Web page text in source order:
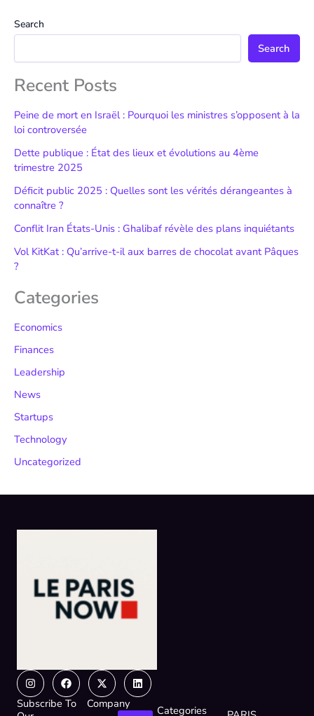
Search
Search
Recent Posts
Peine de mort en Israël : Pourquoi les ministres s’opposent à la
loi controversée
Dette publique : État des lieux et évolutions au 4ème
trimestre 2025
Déficit public 2025 : Quelles sont les vérités dérangeantes à
connaître ?
Conflit Iran États-Unis : Ghalibaf révèle des plans inquiétants
Vol KitKat : Qu’arrive-t-il aux barres de chocolat avant Pâques
?
Categories
Economics
Finances
Leadership
News
Startups
Technology
Uncategorized
InstagramFacebook
X-
twitter
Linkedin
Subscribe To
Company Categories